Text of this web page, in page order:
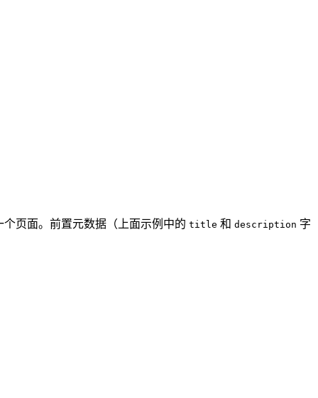
页面。前置元数据（上面示例中的 title 和 description 字